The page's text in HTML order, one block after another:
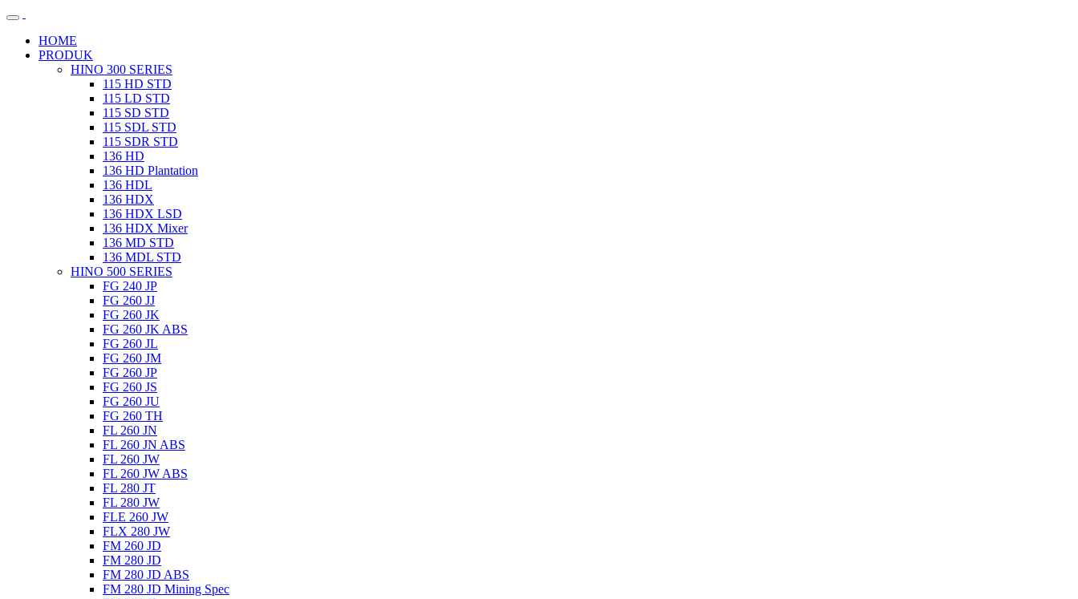
HOME
PRODUK
HINO 300 SERIES
115 HD STD
115 LD STD
115 SD STD
115 SDL STD
115 SDR STD
136 HD
136 HD Plantation
136 HDL
136 HDX
136 HDX LSD
136 HDX Mixer
136 MD STD
136 MDL STD
HINO 500 SERIES
FG 240 JP
FG 260 JJ
FG 260 JK
FG 260 JK ABS
FG 260 JL
FG 260 JM
FG 260 JP
FG 260 JS
FG 260 JU
FG 260 TH
FL 260 JN
FL 260 JN ABS
FL 260 JW
FL 260 JW ABS
FL 280 JT
FL 280 JW
FLE 260 JW
FLX 280 JW
FM 260 JD
FM 280 JD
FM 280 JD ABS
FM 280 JD Mining Spec